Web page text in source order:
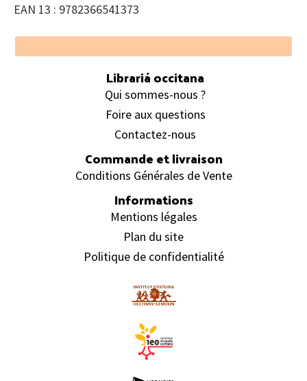
EAN 13 : 9782366541373
Footer
Librariá occitana
Qui sommes-nous ?
Foire aux questions
Contactez-nous
Commande et livraison
Conditions Générales de Vente
Informations
Mentions légales
Plan du site
Politique de confidentialité